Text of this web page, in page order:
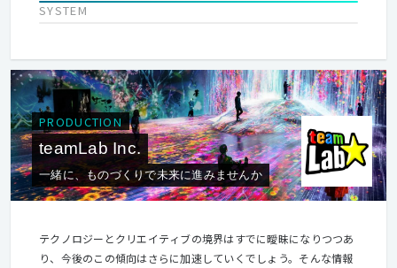
SYSTEM
PRODUCTION
teamLab Inc.
一緒に、ものづくりで未来に進みませんか
テクノロジーとクリエイティブの境界はすでに曖昧になりつつあ
り、今後のこの傾向はさらに加速していくでしょう。そんな情報